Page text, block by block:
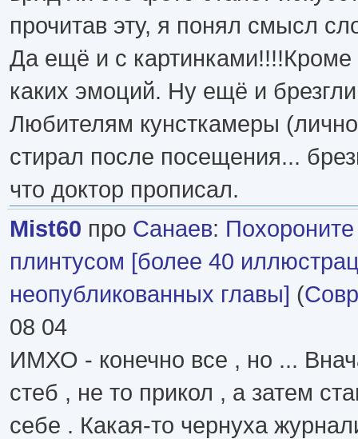
прочитав эту, я понял смысл
Да ещё и с картинками!!!!Кроме
каких эмоций. Ну ещё и
Любителям кунсткамеры
стирал после посещения...
что доктор прописал.
Mist60 про Санаев:
плинтусом [более 40
неопубликованных главы] (
08 04
ИМХО - конечно все , но ...
стеб , не то прикол , а затем
себе . Какая-то чернуха